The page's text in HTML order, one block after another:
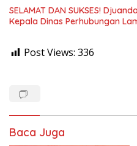
SELAMAT DAN SUKSES!
Kepala Dinas Perhubungan
Post Views: 336
Baca Juga